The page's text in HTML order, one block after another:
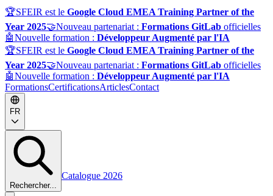
🏆SFEIR est le Google Cloud EMEA Training Partner of the
Year 2025🤝Nouveau partenariat : Formations GitLab officielles
🤖Nouvelle formation : Développeur Augmenté par l'IA
🏆SFEIR est le Google Cloud EMEA Training Partner of the
Year 2025🤝Nouveau partenariat : Formations GitLab officielles
🤖Nouvelle formation : Développeur Augmenté par l'IA
FormationsCertificationsArticlesContact
FR
Rechercher...
Catalogue 2026